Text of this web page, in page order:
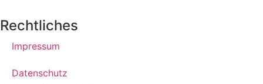
Rechtliches
Impressum
Datenschutz